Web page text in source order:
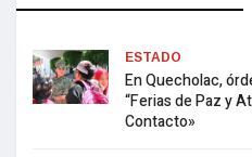
ESTADO
En Quecholac,
“Ferias de Paz y
Contacto»